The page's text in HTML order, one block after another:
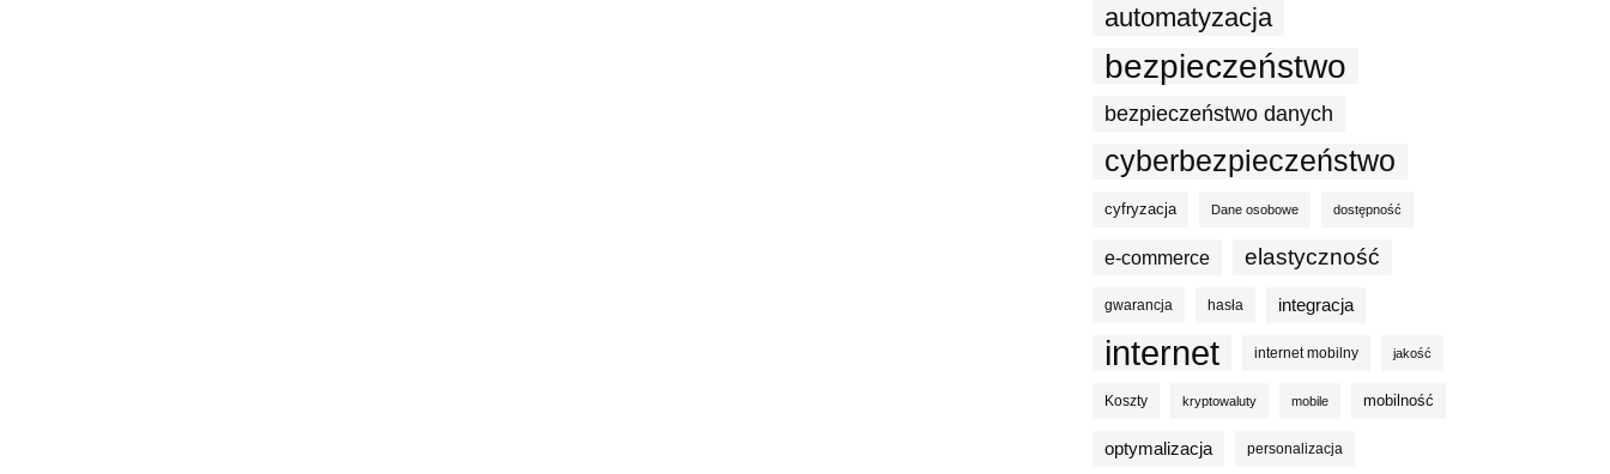
automatyzacja
bezpieczeństwo
bezpieczeństwo danych
cyberbezpieczeństwo
cyfryzacja Dane osobowe dostępność
e-commerce elastyczność
gwarancja hasła integracja
internet internet mobilny jakość
Koszty kryptowaluty mobile mobilność
optymalizacja personalizacja